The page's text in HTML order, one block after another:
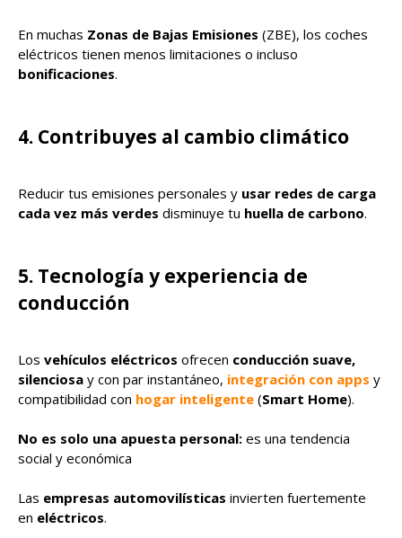
En muchas Zonas de Bajas Emisiones (ZBE), los coches
eléctricos tienen menos limitaciones o incluso
bonificaciones.
4. Contribuyes al cambio climático
Reducir tus emisiones personales y usar redes de carga
cada vez más verdes disminuye tu huella de carbono.
5. Tecnología y experiencia de
conducción
Los vehículos eléctricos ofrecen conducción suave,
silenciosa y con par instantáneo, integración con apps y
compatibilidad con hogar inteligente (Smart Home).
No es solo una apuesta personal: es una tendencia
social y económica
Las empresas automovilísticas invierten fuertemente
en eléctricos.